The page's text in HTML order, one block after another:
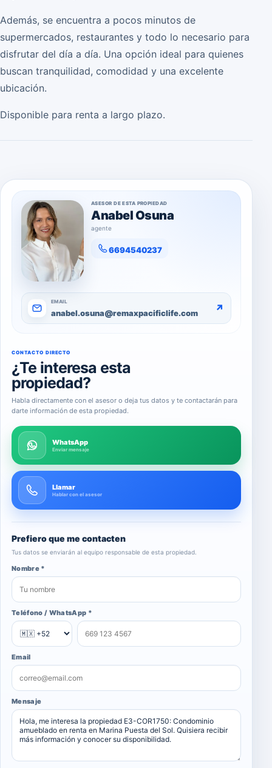
Además, se encuentra a pocos minutos de
supermercados, restaurantes y todo lo necesario para
disfrutar del día a día. Una opción ideal para quienes
buscan tranquilidad, comodidad y una excelente
ubicación.
Disponible para renta a largo plazo.
ASESOR DE ESTA PROPIEDAD
Anabel Osuna
agente
6694540237
EMAIL
anabel.osuna@remaxpacificlife.com ↗
CONTACTO DIRECTO
¿Te interesa esta
propiedad?
Habla directamente con el asesor o deja tus datos y te contactarán para
darte información de esta propiedad.
WhatsApp
Enviar mensaje
Llamar
Hablar con el asesor
Prefiero que me contacten
Tus datos se enviarán al equipo responsable de esta propiedad.
Nombre *
Teléfono / WhatsApp *
Email
Mensaje